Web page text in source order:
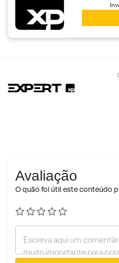
Avaliação
O quão foi útil este conteúdo